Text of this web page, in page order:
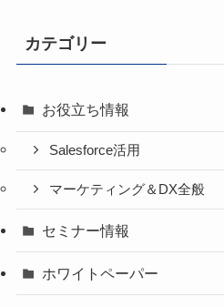
カテゴリー
お役立ち情報
Salesforce活用
マーケティング＆DX全般
セミナー情報
ホワイトペーパー